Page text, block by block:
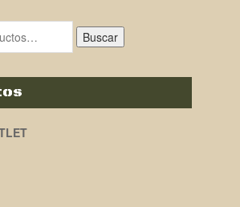
era:
1.780,00€.
es:
1.399,00€.
Buscar